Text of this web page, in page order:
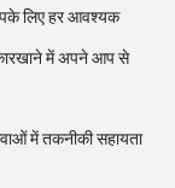
लिए हर आवश्यक
में अपने आप से
में तकनीकी सहायता